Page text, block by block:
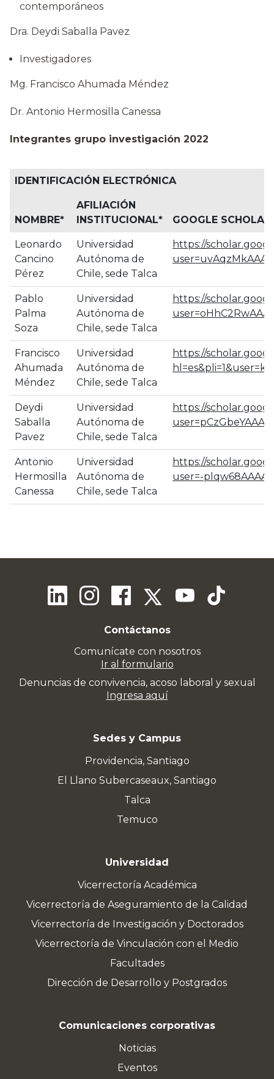
contemporáneos
Dra. Deydi Saballa Pavez
Investigadores
Mg. Francisco Ahumada Méndez
Dr. Antonio Hermosilla Canessa
Integrantes grupo investigación 2022
IDENTIFICACIÓN ELECTRÓNICA
NOMBRE*
AFILIACIÓN
INSTITUCIONAL* GOOGLE SCHOLAR
Leonardo
Cancino
Pérez
Universidad
Autónoma de
Chile, sede Talca
https://
Pablo
Palma
Soza
Universidad
Autónoma de
Chile, sede Talca
https://
Francisco
Ahumada
Méndez
Universidad
Autónoma de
Chile, sede Talca
https://
Deydi
Saballa
Pavez
Universidad
Autónoma de
Chile, sede Talca
https://
Antonio
Hermosilla
Canessa
Universidad
Autónoma de
Chile, sede Talca
https://
user=-
Contáctanos
Comunícate con nosotros
Ir al formulario
Denuncias de convivencia, acoso laboral y sexual
Ingresa aquí
Sedes y Campus
Providencia, Santiago
El Llano Subercaseaux, Santiago
Talca
Temuco
Universidad
Vicerrectoría Académica
Vicerrectoría de Aseguramiento de la Calidad
Vicerrectoría de Investigación y Doctorados
Vicerrectoría de Vinculación con el Medio
Facultades
Dirección de Desarrollo y Postgrados
Comunicaciones corporativas
Noticias
Eventos